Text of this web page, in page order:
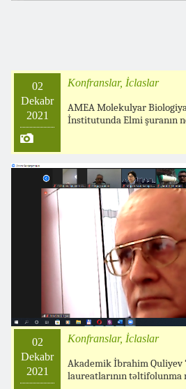
02
Dekabr
2021
Konfranslar, İclaslar
AMEA Molekulyar
İnstitutunda Elmi şuranın
02
Dekabr
2021
Konfranslar, İclaslar
Akademik İbrahim Quliyev
laureatlarının təltifolunma